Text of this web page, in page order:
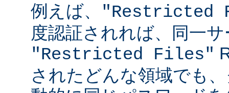
例えば、
"Restricted
度認証されれば、同一
"Restricted Files"
されたどんな領域でも